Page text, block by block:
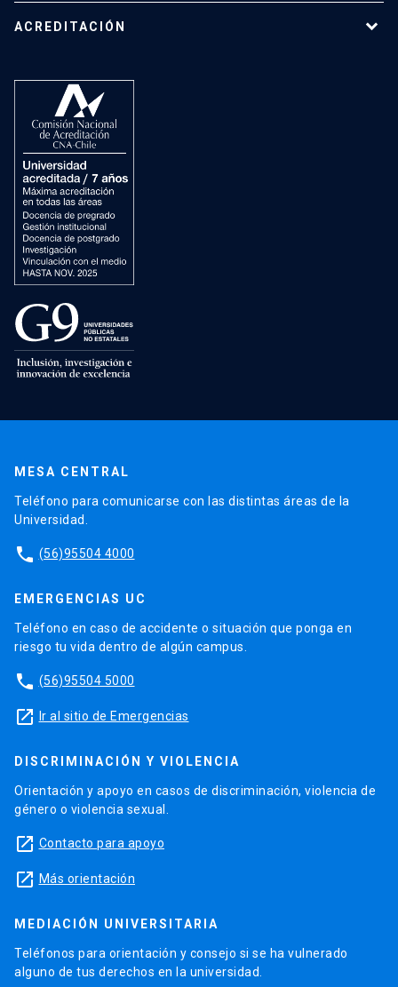
ACREDITACIÓN
MESA CENTRAL
Teléfono para comunicarse con las distintas áreas de la
Universidad.
phone (56)95504 4000
EMERGENCIAS UC
Teléfono en caso de accidente o situación que ponga en
riesgo tu vida dentro de algún campus.
phone (56)95504 5000
launch Ir al sitio de Emergencias
DISCRIMINACIÓN Y VIOLENCIA
Orientación y apoyo en casos de discriminación, violencia de
género o violencia sexual.
launch Contacto para apoyo
launch Más orientación
MEDIACIÓN UNIVERSITARIA
Teléfonos para orientación y consejo si se ha vulnerado
alguno de tus derechos en la universidad.